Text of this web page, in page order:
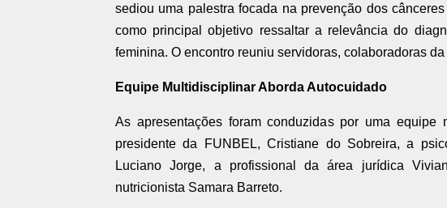
sediou uma palestra focada na prevenção dos
como principal objetivo ressaltar a relevância do
feminina. O encontro reuniu servidoras, colaboradoras
Equipe Multidisciplinar Aborda Autocuidado
As apresentações foram conduzidas por uma
presidente da FUNBEL, Cristiane do Sobreira, a
Luciano Jorge, a profissional da área jurídica
nutricionista Samara Barreto.